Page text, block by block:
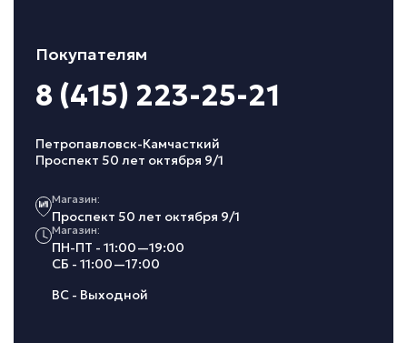
Покупателям
8 (415) 223-25-21
Петропавловск-Камчасткий
Проспект 50 лет октября 9/1
Магазин:
Проспект 50 лет октября 9/1
Магазин:
ПН-ПТ - 11:00—19:00
СБ - 11:00—17:00
ВС - Выходной